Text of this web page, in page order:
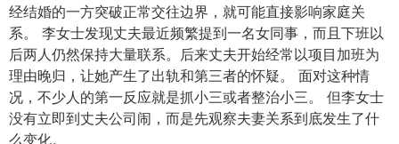
经结婚的一方突破正常交往边界，就可能直接影响家庭关
系。 李女士发现丈夫最近频繁提到一名女同事，而且下班以
后两人仍然保持大量联系。后来丈夫开始经常以项目加班为
理由晚归，让她产生了出轨和第三者的怀疑。 面对这种情
况，不少人的第一反应就是抓小三或者整治小三。 但李女士
没有立即到丈夫公司闹，而是先观察夫妻关系到底发生了什
么变化。